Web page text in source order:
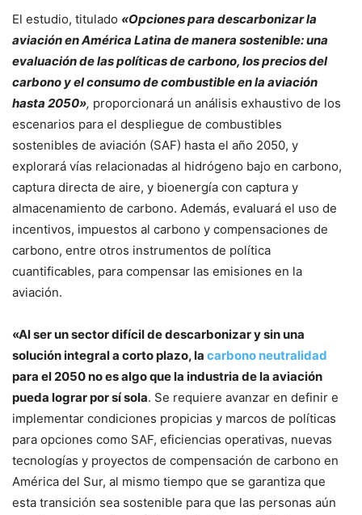
El estudio, titulado «Opciones para descarbonizar la
aviación en América Latina de manera sostenible: una
evaluación de las políticas de carbono, los precios del
carbono y el consumo de combustible en la aviación
hasta 2050», proporcionará un análisis exhaustivo de los
escenarios para el despliegue de combustibles
sostenibles de aviación (SAF) hasta el año 2050, y
explorará vías relacionadas al hidrógeno bajo en carbono,
captura directa de aire, y bioenergía con captura y
almacenamiento de carbono. Además, evaluará el uso de
incentivos, impuestos al carbono y compensaciones de
carbono, entre otros instrumentos de política
cuantificables, para compensar las emisiones en la
aviación.
«Al ser un sector difícil de descarbonizar y sin una
solución integral a corto plazo, la carbono neutralidad
para el 2050 no es algo que la industria de la aviación
pueda lograr por sí sola. Se requiere avanzar en definir e
implementar condiciones propicias y marcos de políticas
para opciones como SAF, eficiencias operativas, nuevas
tecnologías y proyectos de compensación de carbono en
América del Sur, al mismo tiempo que se garantiza que
esta transición sea sostenible para que las personas aún